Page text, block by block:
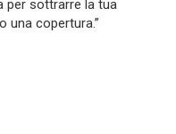
per sottrarre la tua
una copertura.”